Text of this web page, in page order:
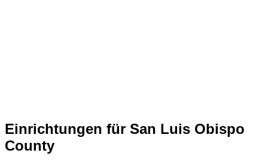
Einrichtungen für San Luis Obispo
County